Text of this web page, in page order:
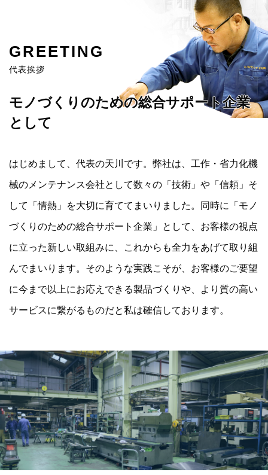
GREETING
代表挨拶
モノづくりのための総合サポート企業
として
はじめまして、代表の天川です。弊社は、工作・省力化機
械のメンテナンス会社として数々の「技術」や「信頼」そ
して「情熱」を大切に育ててまいりました。同時に「モノ
づくりのための総合サポート企業」として、お客様の視点
に立った新しい取組みに、これからも全力をあげて取り組
んでまいります。そのような実践こそが、お客様のご要望
に今まで以上にお応えできる製品づくりや、より質の高い
サービスに繋がるものだと私は確信しております。